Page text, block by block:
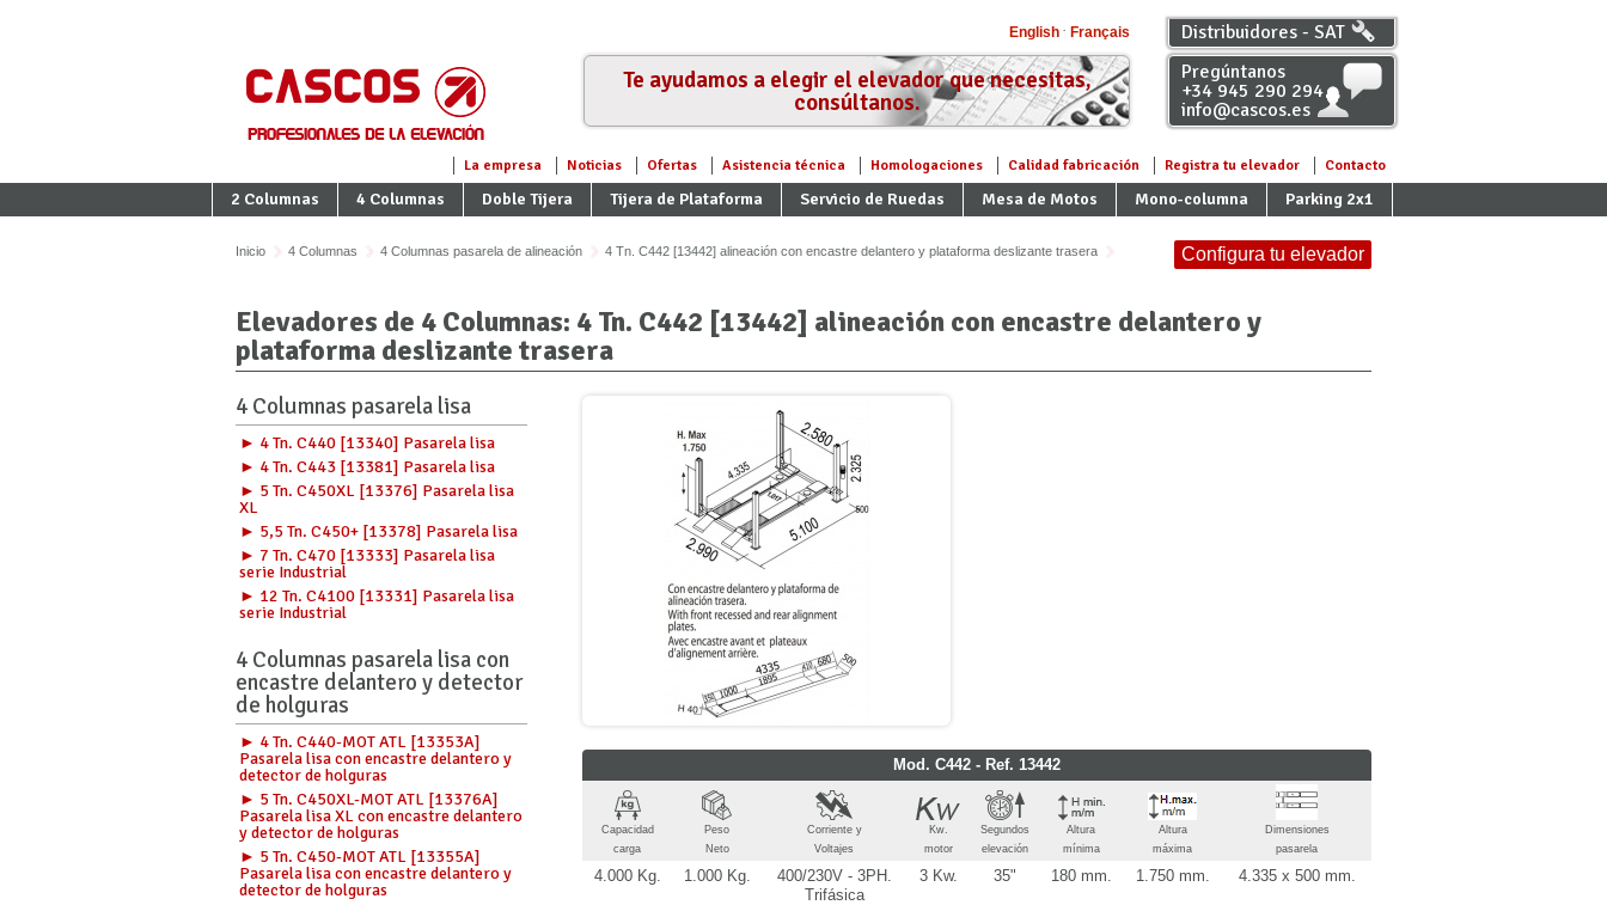
English Français
La empresa Noticias Ofertas Asistencia técnica Homologaciones Calidad fabricación Registra tu elevador Contacto
2 Columnas 4 Columnas Doble Tijera Tijera de Plataforma Servicio de Ruedas Mesa de Motos Mono-columna Parking 2x1
Te ayudamos a elegir el elevador que necesitas,
consúltanos.
Distribuidores - SAT
Pregúntanos
+34 945 290 294
info@cascos.es
Inicio 4 Columnas 4 Columnas pasarela de alineación 4 Tn. C442 [13442] alineación con encastre delantero y plataforma deslizante trasera Configura tu elevador
Elevadores de 4 Columnas: 4 Tn. C442 [13442] alineación con encastre delantero y
plataforma deslizante trasera
4 Columnas pasarela lisa
► 4 Tn. C440 [13340] Pasarela lisa
► 4 Tn. C443 [13381] Pasarela lisa
► 5 Tn. C450XL [13376] Pasarela lisa
XL
► 5,5 Tn. C450+ [13378] Pasarela lisa
► 7 Tn. C470 [13333] Pasarela lisa
serie Industrial
► 12 Tn. C4100 [13331] Pasarela lisa
serie Industrial
4 Columnas pasarela lisa con
encastre delantero y detector
de holguras
► 4 Tn. C440-MOT ATL [13353A]
Pasarela lisa con encastre delantero y
detector de holguras
► 5 Tn. C450XL-MOT ATL [13376A]
Pasarela lisa XL con encastre delantero
y detector de holguras
► 5 Tn. C450-MOT ATL [13355A]
Pasarela lisa con encastre delantero y
detector de holguras
Mod. C442 - Ref. 13442
Capacidad
carga
Peso
Neto
Corriente y
Voltajes
Kw.
motor
Segundos
elevación
Altura
mínima
Altura
máxima
Dimensiones
pasarela
4.000 Kg. 1.000 Kg.
400/230V - 3PH.
Trifásica
3 Kw. 35" 180 mm. 1.750 mm. 4.335 x 500 mm.